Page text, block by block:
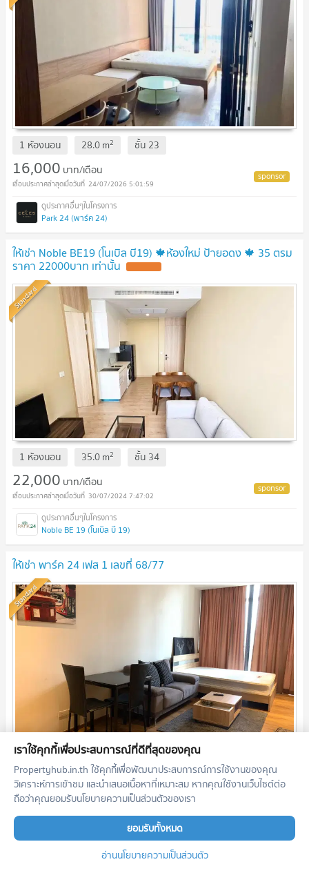
1 ห้องนอน 28.0m2 ชั้น 23
16,000 บาท/เดือน
24/07/2026 5:01:59
Park 24 (พาร์ค 24)
ให้เช่า Noble BE19 (โนเบิล บี19) 🍁ห้องใหม่ ป้ายอดง 🍁 35 ตรม
ราคา 22000บาท เท่านั้น
Standard
1 ห้องนอน 35.0m2 ชั้น 34
22,000 บาท/เดือน
30/07/2024 7:47:02
Noble BE 19 (โนเบิล บี 19)
ให้เช่า พาร์ค 24 เฟส 1 เลขที่ 68/77
Standard
สตูดิโอ 29.0m2 ชั้น8
15,000บาท/เดือน
19/07/2026 5:01:19
เราใช้คุกกี้เพื่อประสบการณ์ที่ดีที่สุดของคุณ
Propertyhub.in.th ใช้คุกกี้เพื่อพัฒนาประสบการณ์การใช้งานของคุณ
วิเคราะห์การเข้าชม และนำเสนอเนื้อหาที่เหมาะสม หากคุณใช้งานเว็บไซต์ต่อ
ถือว่าคุณยอมรับนโยบายความเป็นส่วนตัวของเรา
ยอมรับทั้งหมด
อ่านนโยบายความเป็นส่วนตัว